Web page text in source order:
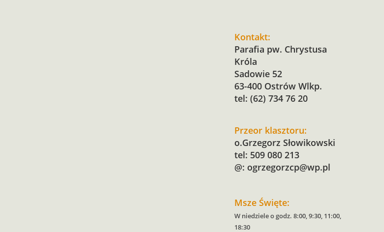
Kontakt:
Parafia pw. Chrystusa
Króla
Sadowie 52
63-400 Ostrów Wlkp.
tel: (62) 734 76 20
Przeor klasztoru:
o.Grzegorz Słowikowski
tel: 509 080 213
@: ogrzegorzcp@wp.pl
Msze Święte:
W niedziele o godz. 8:00, 9:30, 11:00,
18:30